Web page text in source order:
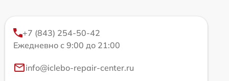
+7 (843) 254-50-42
Ежедневно с 9:00 до 21:00
info@iclebo-repair-center.ru